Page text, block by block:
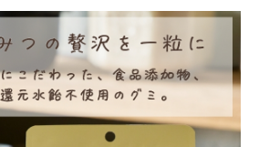
person 会員登録